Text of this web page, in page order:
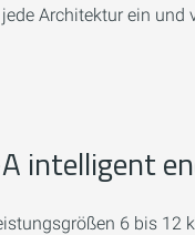
Architektur ein
intelligent
6 bis 12